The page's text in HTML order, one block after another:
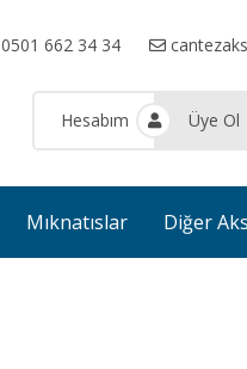
0501 662 34 34
Hesabım Üye Ol
Mıknatıslar Diğer